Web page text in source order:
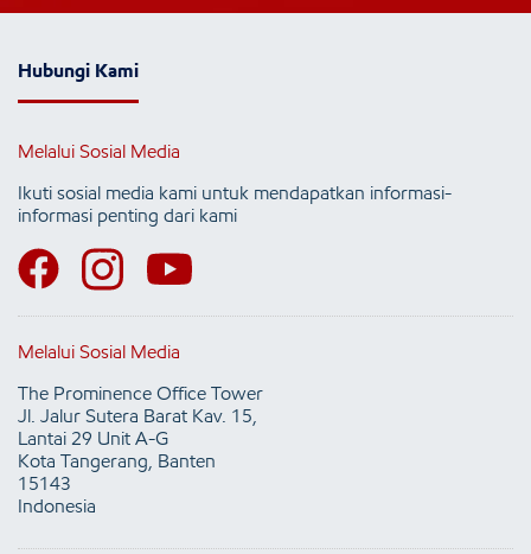
Hubungi Kami
Melalui Sosial Media
Ikuti sosial media kami untuk mendapatkan informasi-
informasi penting dari kami
Melalui Sosial Media
The Prominence Office Tower
Jl. Jalur Sutera Barat Kav. 15,
Lantai 29 Unit A-G
Kota Tangerang, Banten
15143
Indonesia